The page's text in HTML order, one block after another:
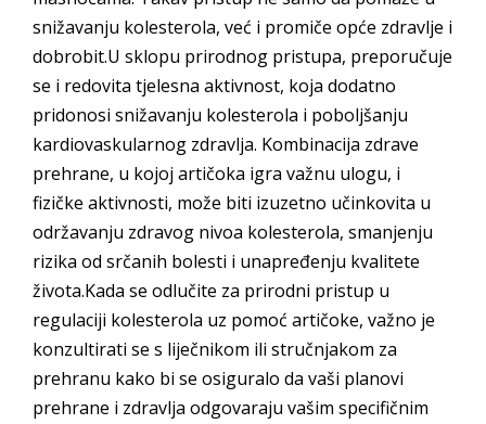
snižavanju kolesterola, već i promiče opće zdravlje i
dobrobit.U sklopu prirodnog pristupa, preporučuje
se i redovita tjelesna aktivnost, koja dodatno
pridonosi snižavanju kolesterola i poboljšanju
kardiovaskularnog zdravlja. Kombinacija zdrave
prehrane, u kojoj artičoka igra važnu ulogu, i
fizičke aktivnosti, može biti izuzetno učinkovita u
održavanju zdravog nivoa kolesterola, smanjenju
rizika od srčanih bolesti i unapređenju kvalitete
života.Kada se odlučite za prirodni pristup u
regulaciji kolesterola uz pomoć artičoke, važno je
konzultirati se s liječnikom ili stručnjakom za
prehranu kako bi se osiguralo da vaši planovi
prehrane i zdravlja odgovaraju vašim specifičnim